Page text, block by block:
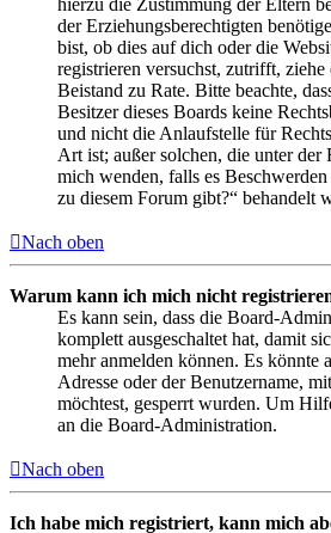
hierzu die Zustimmung der Eltern
der Erziehungsberechtigten
bist, ob dies auf dich oder die
registrieren versuchst, zutrifft, ziehe
Beistand zu Rate. Bitte beachte,
Besitzer dieses Boards keine
und nicht die Anlaufstelle für
Art ist; außer solchen, die unter der
mich wenden, falls es
zu diesem Forum gibt?“ behandelt
Nach oben
Warum kann ich mich nicht
Es kann sein, dass die Board-
komplett ausgeschaltet hat, damit
mehr anmelden können. Es könnte
Adresse oder der Benutzername,
möchtest, gesperrt wurden. Um
an die Board-Administration.
Nach oben
Ich habe mich registriert, kann mich